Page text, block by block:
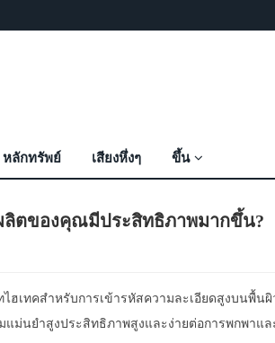
หลักทรัพย์ เสียงหึ่งๆ ขึ้น
ลิตของคุณมีประสิทธิภาพมากขึ้น?
ฮเทคสำหรับการเข้ารหัสความละเอียดสูงบนพื้น
ม่นยำสูงประสิทธิภาพสูงและง่ายต่อการพกพาแล